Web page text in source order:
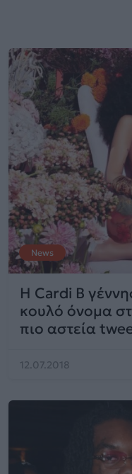
News
Η Cardi B
κουλό όνομα
πιο αστεία
12.07.2018